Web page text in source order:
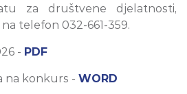
za društvene djelatnosti,
na telefon 032-661-359.
- PDF
na konkurs - WORD